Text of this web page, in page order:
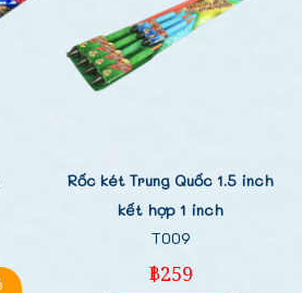
Rốc két Trung Quốc 1.5 inch
kết hợp 1 inch
T009
฿259